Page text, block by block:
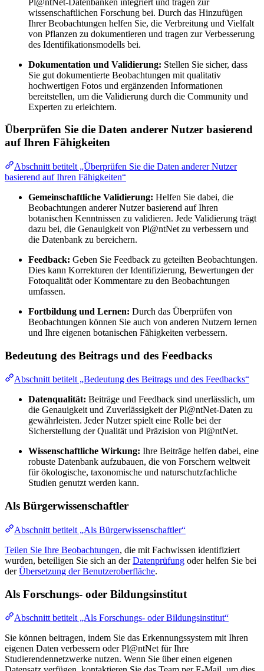
wissenschaftlichen Forschung bei. Durch das Hinzufügen
Ihrer Beobachtungen helfen Sie, die Verbreitung und Vielfalt
von Pflanzen zu dokumentieren und tragen zur Verbesserung
des Identifikationsmodells bei.
Dokumentation und Validierung: Stellen Sie sicher, dass
Sie gut dokumentierte Beobachtungen mit qualitativ
hochwertigen Fotos und ergänzenden Informationen
bereitstellen, um die Validierung durch die Community und
Experten zu erleichtern.
Überprüfen Sie die Daten anderer Nutzer basierend
auf Ihren Fähigkeiten
Abschnitt betitelt „Überprüfen Sie die Daten anderer Nutzer
basierend auf Ihren Fähigkeiten“
Gemeinschaftliche Validierung: Helfen Sie dabei, die
Beobachtungen anderer Nutzer basierend auf Ihren
botanischen Kenntnissen zu validieren. Jede Validierung trägt
dazu bei, die Genauigkeit von Pl@ntNet zu verbessern und
die Datenbank zu bereichern.
Feedback: Geben Sie Feedback zu geteilten Beobachtungen.
Dies kann Korrekturen der Identifizierung, Bewertungen der
Fotoqualität oder Kommentare zu den Beobachtungen
umfassen.
Fortbildung und Lernen: Durch das Überprüfen von
Beobachtungen können Sie auch von anderen Nutzern lernen
und Ihre eigenen botanischen Fähigkeiten verbessern.
Bedeutung des Beitrags und des Feedbacks
Abschnitt betitelt „Bedeutung des Beitrags und des Feedbacks“
Datenqualität: Beiträge und Feedback sind unerlässlich, um
die Genauigkeit und Zuverlässigkeit der Pl@ntNet-Daten zu
gewährleisten. Jeder Nutzer spielt eine Rolle bei der
Sicherstellung der Qualität und Präzision von Pl@ntNet.
Wissenschaftliche Wirkung: Ihre Beiträge helfen dabei, eine
robuste Datenbank aufzubauen, die von Forschern weltweit
für ökologische, taxonomische und naturschutzfachliche
Studien genutzt werden kann.
Als Bürgerwissenschaftler
Abschnitt betitelt „Als Bürgerwissenschaftler“
Teilen Sie Ihre Beobachtungen, die mit Fachwissen identifiziert
wurden, beteiligen Sie sich an derDatenprüfung oder helfen Sie bei
derÜbersetzung der Benutzeroberfläche.
Als Forschungs- oder Bildungsinstitut
Abschnitt betitelt „Als Forschungs- oder Bildungsinstitut“
Sie können beitragen, indem Sie das Erkennungssystem mit Ihren
eigenen Daten verbessern oder Pl@ntNet für Ihre
Studierendennetzwerke nutzen. Wenn Sie über einen eigenen